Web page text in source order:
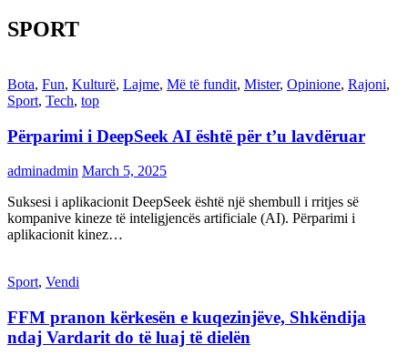
SPORT
Bota, Fun, Kulturë, Lajme, Më të fundit, Mister, Opinione, Rajoni,
Sport, Tech, top
Përparimi i DeepSeek AI është për t’u lavdëruar
adminadmin March 5, 2025
Suksesi i aplikacionit DeepSeek është një shembull i rritjes së
kompanive kineze të inteligjencës artificiale (AI). Përparimi i
aplikacionit kinez…
Sport, Vendi
FFM pranon kërkesën e kuqezinjëve, Shkëndija
ndaj Vardarit do të luaj të dielën